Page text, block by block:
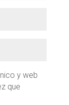
y web
que